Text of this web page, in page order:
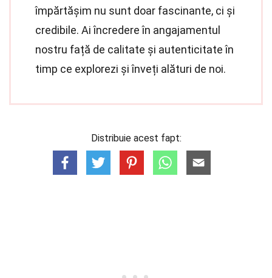
împărtășim nu sunt doar fascinante, ci și
credibile. Ai încredere în angajamentul
nostru față de calitate și autenticitate în
timp ce explorezi și înveți alături de noi.
Distribuie acest fapt: